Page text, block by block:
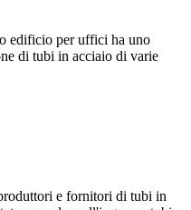
edificio per uffici ha uno
di tubi in acciaio di varie
e fornitori di tubi in